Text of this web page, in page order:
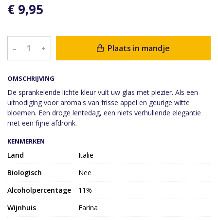
OMSCHRIJVING
De sprankelende lichte kleur vult uw glas met plezier. Als een
uitnodiging voor aroma's van frisse appel en geurige witte
bloemen. Een droge lentedag, een niets verhullende elegantie
met een fijne afdronk.
€ 9,95
– + Plaats in mandje
KENMERKEN
Land
Italië
Biologisch
Nee
Alcoholpercentage
11%
Wijnhuis
Farina